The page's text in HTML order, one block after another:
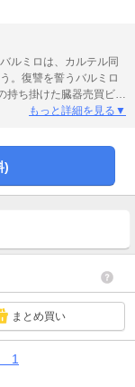
ルミロは、カルテル同
。復讐を誓うバルミロ
ち掛けた臓器売買ビジ
闇社会の頂点を手にす
入にご注意ください。
もっと詳細を見る▼
)
まとめ買い
1